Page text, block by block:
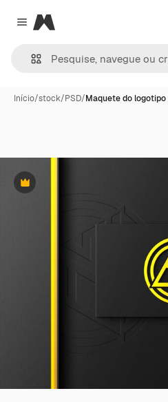
Close menu
Magnific
Início/stock/PSD/Maquete do logotipo
Premium